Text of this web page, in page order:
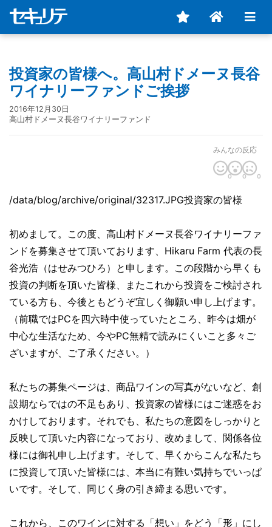
投資家の皆様へ。高山村ドメーヌ長谷
ワイナリーファンドご挨拶
2016年12月30日
高山村ドメーヌ長谷ワイナリーファンド
みんなの反応
0 0 0
/data/blog/archive/original/32317.JPG投資家の皆様
初めまして。この度、 高山村ドメーヌ長谷ワイナリーファ
ンドを募集させて頂いております、 Hikaru Farm 代表の長
谷光浩（はせみつひろ）と申します。この段階から早くも
投資の判断を頂いた皆様、またこれから投資をご検討され
ている方も、今後ともどうぞ宜しく御願い申し上げます。
（前職ではPCを四六時中使っていたところ、昨今は畑が
中心な生活なため、今やPC無精で読みにくいこと多々ご
ざいますが、ご了承ください。）
私たちの募集ページは、商品ワインの写真がないなど、創
設期ならではの不足もあり、投資家の皆様にはご迷惑をお
かけしております。それでも、私たちの意図をしっかりと
反映して頂いた内容になっており、改めまして、関係各位
様には御礼申し上げます。そして、早くからこんな私たち
に投資して頂いた皆様には、本当に有難い気持ちでいっぱ
いです。そして、同じく身の引き締まる思いです。
これから、このワインに対する「想い」をどう「形」にし